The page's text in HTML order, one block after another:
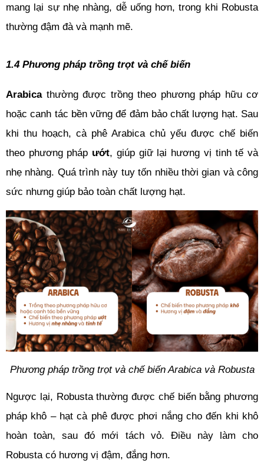
mang lại sự nhẹ nhàng, dễ uống hơn, trong khi Robusta
thường đậm đà và mạnh mẽ.
1.4 Phương pháp trồng trọt và chế biến
Arabica thường được trồng theo phương pháp hữu cơ
hoặc canh tác bền vững để đảm bảo chất lượng hạt. Sau
khi thu hoạch, cà phê Arabica chủ yếu được chế biến
theo phương pháp ướt, giúp giữ lại hương vị tinh tế và
nhẹ nhàng. Quá trình này tuy tốn nhiều thời gian và công
sức nhưng giúp bảo toàn chất lượng hạt.
Phương pháp trồng trọt và chế biến Arabica và Robusta
Ngược lại, Robusta thường được chế biến bằng phương
pháp khô – hạt cà phê được phơi nắng cho đến khi khô
hoàn toàn, sau đó mới tách vỏ. Điều này làm cho
Robusta có hương vị đậm, đắng hơn.